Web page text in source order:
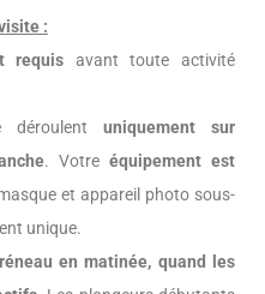
:
requis avant toute activité
déroulent uniquement sur
. Votreéquipement est
et appareil photo sous-
unique.
en matinée, quand les